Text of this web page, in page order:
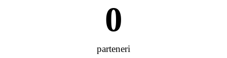
0
parteneri